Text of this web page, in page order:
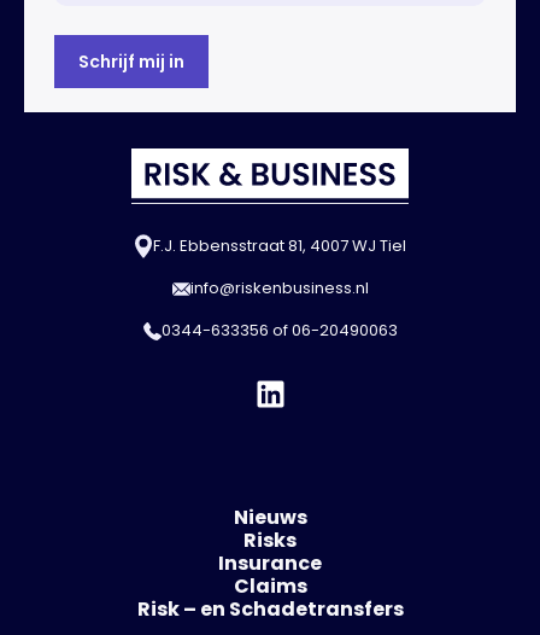
F.J. Ebbensstraat 81, 4007 WJ Tiel
info@riskenbusiness.nl
0344-633356 of06-20490063
Nieuws
Risks
Insurance
Claims
Risk – en Schadetransfers